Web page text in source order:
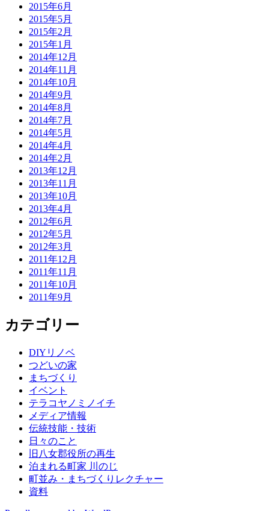
2015年6月
2015年5月
2015年2月
2015年1月
2014年12月
2014年11月
2014年10月
2014年9月
2014年8月
2014年7月
2014年5月
2014年4月
2014年2月
2013年12月
2013年11月
2013年10月
2013年4月
2012年6月
2012年5月
2012年3月
2011年12月
2011年11月
2011年10月
2011年9月
カテゴリー
DIYリノベ
つどいの家
まちづくり
イベント
テラコヤノミノイチ
メディア情報
伝統技能・技術
日々のこと
旧八女郡役所の再生
泊まれる町家 川のじ
町並み・まちづくりレクチャー
資料